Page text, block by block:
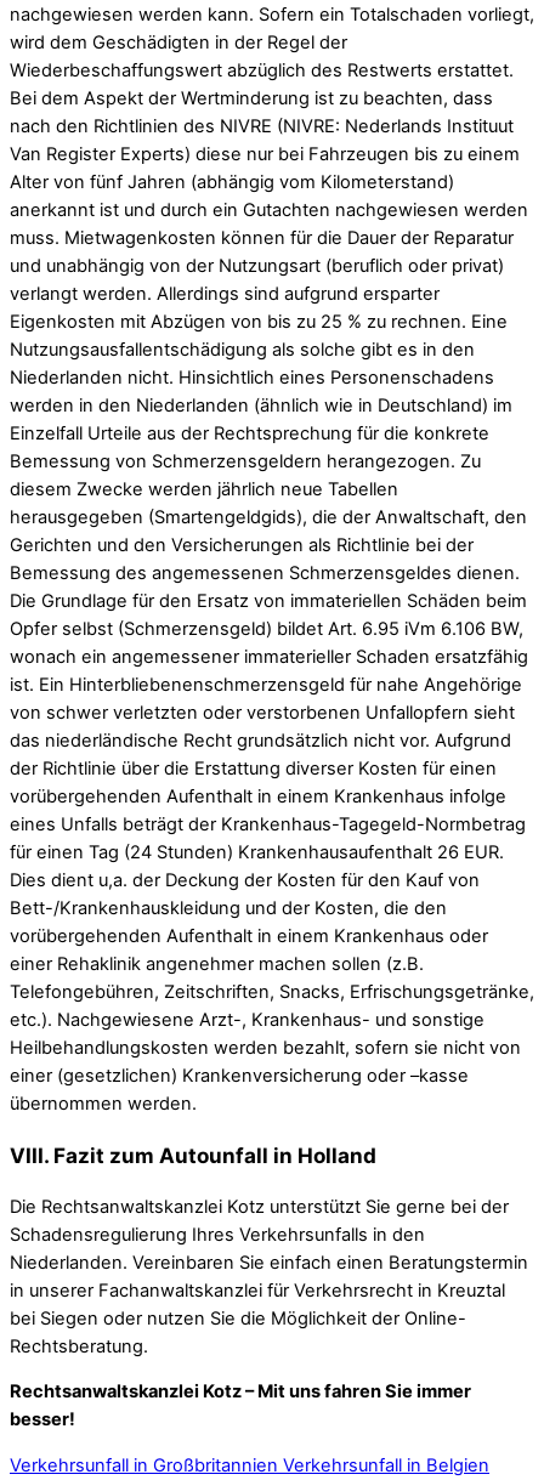
nachgewiesen werden kann. Sofern ein Totalschaden vorliegt,
wird dem Geschädigten in der Regel der
Wiederbeschaffungswert abzüglich des Restwerts erstattet.
Bei dem Aspekt der Wertminderung ist zu beachten, dass
nach den Richtlinien des NIVRE (NIVRE: Nederlands Instituut
Van Register Experts) diese nur bei Fahrzeugen bis zu einem
Alter von fünf Jahren (abhängig vom Kilometerstand)
anerkannt ist und durch ein Gutachten nachgewiesen werden
muss. Mietwagenkosten können für die Dauer der Reparatur
und unabhängig von der Nutzungsart (beruflich oder privat)
verlangt werden. Allerdings sind aufgrund ersparter
Eigenkosten mit Abzügen von bis zu 25 % zu rechnen. Eine
Nutzungsausfallentschädigung als solche gibt es in den
Niederlanden nicht. Hinsichtlich eines Personenschadens
werden in den Niederlanden (ähnlich wie in Deutschland) im
Einzelfall Urteile aus der Rechtsprechung für die konkrete
Bemessung von Schmerzensgeldern herangezogen. Zu
diesem Zwecke werden jährlich neue Tabellen
herausgegeben (Smartengeldgids), die der Anwaltschaft, den
Gerichten und den Versicherungen als Richtlinie bei der
Bemessung des angemessenen Schmerzensgeldes dienen.
Die Grundlage für den Ersatz von immateriellen Schäden beim
Opfer selbst (Schmerzensgeld) bildet Art. 6.95 iVm 6.106 BW,
wonach ein angemessener immaterieller Schaden ersatzfähig
ist. Ein Hinterbliebenenschmerzensgeld für nahe Angehörige
von schwer verletzten oder verstorbenen Unfallopfern sieht
das niederländische Recht grundsätzlich nicht vor. Aufgrund
der Richtlinie über die Erstattung diverser Kosten für einen
vorübergehenden Aufenthalt in einem Krankenhaus infolge
eines Unfalls beträgt der Krankenhaus-Tagegeld-Normbetrag
für einen Tag (24 Stunden) Krankenhausaufenthalt 26 EUR.
Dies dient u,a. der Deckung der Kosten für den Kauf von
Bett-/Krankenhauskleidung und der Kosten, die den
vorübergehenden Aufenthalt in einem Krankenhaus oder
einer Rehaklinik angenehmer machen sollen (z.B.
Telefongebühren, Zeitschriften, Snacks, Erfrischungsgetränke,
etc.). Nachgewiesene Arzt-, Krankenhaus- und sonstige
Heilbehandlungskosten werden bezahlt, sofern sie nicht von
einer (gesetzlichen) Krankenversicherung oder –kasse
übernommen werden.
VIII. Fazit zum Autounfall in Holland
Die Rechtsanwaltskanzlei Kotz unterstützt Sie gerne bei der
Schadensregulierung Ihres Verkehrsunfalls in den
Niederlanden. Vereinbaren Sie einfach einen Beratungstermin
in unserer Fachanwaltskanzlei für Verkehrsrecht in Kreuztal
bei Siegen oder nutzen Sie die Möglichkeit der Online-
Rechtsberatung.
Rechtsanwaltskanzlei Kotz – Mit uns fahren Sie immer
besser!
Verkehrsunfall in Großbritannien Verkehrsunfall in Belgien